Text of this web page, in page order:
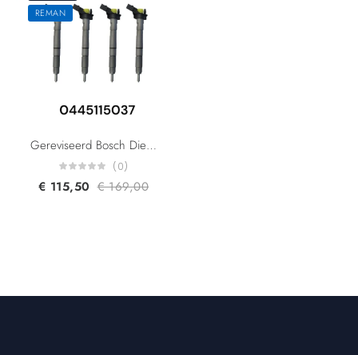
REMAN
Gereviseerd Bosch Diesel Injector 0445115037 0445115036 0445115078 0445115024 059130277AB For Audi A4 A6 A8 Q7 VW Phaeton Touareg 3.0 TDI
(0)
€ 115,50 €169,00